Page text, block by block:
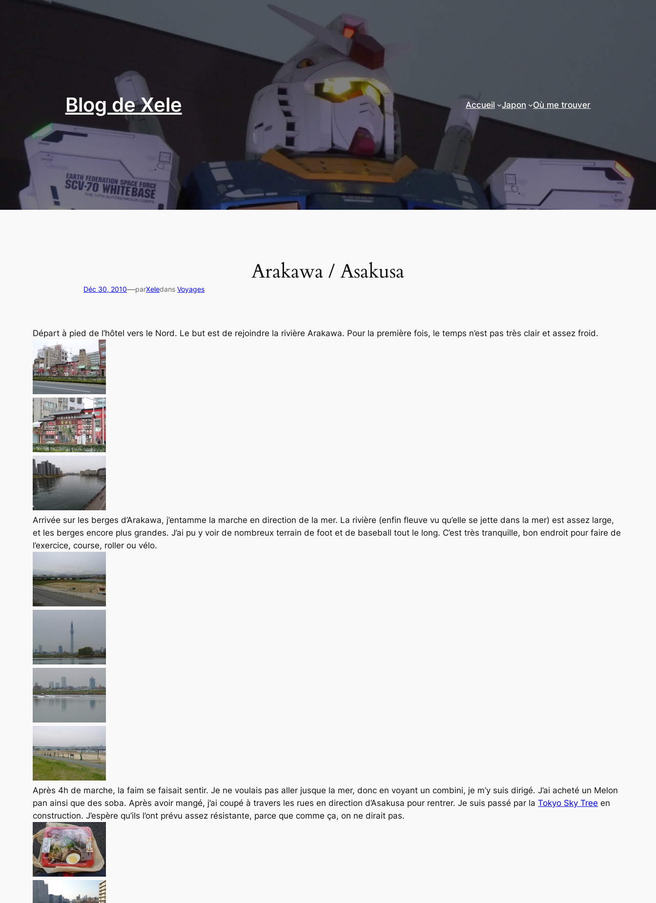
Blog de Xele Accueil Japon Où me trouver
Arakawa / Asakusa
Déc 30, 2010—parXeledansVoyages
Départ à pied de l’hôtel vers le Nord. Le but est de rejoindre la rivière Arakawa. Pour la première fois, le temps n’est pas très clair et assez froid.
Arrivée sur les berges d’Arakawa, j’entamme la marche en direction de la mer. La rivière (enfin fleuve vu qu’elle se jette dans la mer) est assez large,
et les berges encore plus grandes. J’ai pu y voir de nombreux terrain de foot et de baseball tout le long. C’est très tranquille, bon endroit pour faire de
l’exercice, course, roller ou vélo.
Après 4h de marche, la faim se faisait sentir. Je ne voulais pas aller jusque la mer, donc en voyant un combini, je m’y suis dirigé. J’ai acheté un Melon
pan ainsi que des soba. Après avoir mangé, j’ai coupé à travers les rues en direction d’Asakusa pour rentrer. Je suis passé par laTokyo Sky Tree en
construction. J’espère qu’ils l’ont prévu assez résistante, parce que comme ça, on ne dirait pas.